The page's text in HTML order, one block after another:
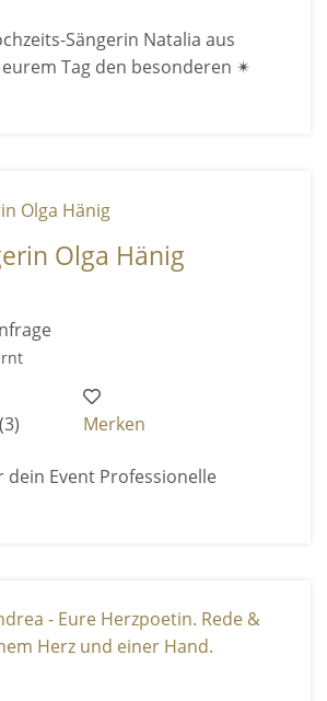
Sängerin Natalia aus
Tag den besonderen ✴
Olga Hänig
(3)
Merken
dein Event Professionelle